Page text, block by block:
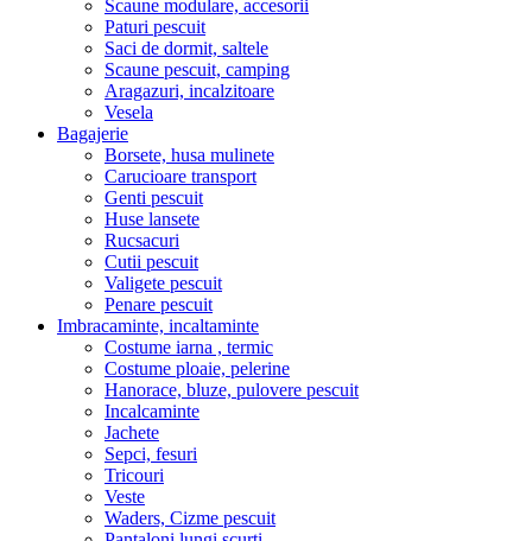
Scaune modulare, accesorii
Paturi pescuit
Saci de dormit, saltele
Scaune pescuit, camping
Aragazuri, incalzitoare
Vesela
Bagajerie
Borsete, husa mulinete
Carucioare transport
Genti pescuit
Huse lansete
Rucsacuri
Cutii pescuit
Valigete pescuit
Penare pescuit
Imbracaminte, incaltaminte
Costume iarna , termic
Costume ploaie, pelerine
Hanorace, bluze, pulovere pescuit
Incalcaminte
Jachete
Sepci, fesuri
Tricouri
Veste
Waders, Cizme pescuit